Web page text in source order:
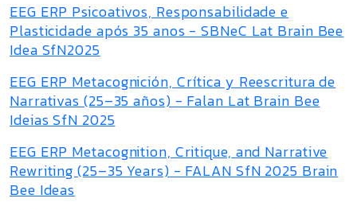
EEG ERP Psicoativos, Responsabilidade e
Plasticidade após 35 anos - SBNeC Lat Brain Bee
Idea SfN2025
EEG ERP Metacognición, Crítica y Reescritura de
Narrativas (25–35 años) - Falan Lat Brain Bee
Ideias SfN 2025
EEG ERP Metacognition, Critique, and Narrative
Rewriting (25–35 Years) - FALAN SfN 2025 Brain
Bee Ideas